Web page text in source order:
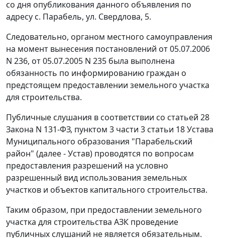
со дня опубликования данного объявления по
адресу с. Парабель, ул. Свердлова, 5.
Следовательно, органом местного самоуправления
на момент вынесения постановлений от 05.07.2006
N 236, от 05.07.2005 N 235 была выполнена
обязанность по информированию граждан о
предстоящем предоставлении земельного участка
для строительства.
Публичные слушания в соответствии со статьей 28
Закона N 131-ФЗ, пунктом 3 части 3 статьи 18 Устава
Муниципального образования "Парабельский
район" (далее - Устав) проводятся по вопросам
предоставления разрешений на условно
разрешенный вид использования земельных
участков и объектов капитального строительства.
Таким образом, при предоставлении земельного
участка для строительства АЗК проведение
публичных слушаний не является обязательным.